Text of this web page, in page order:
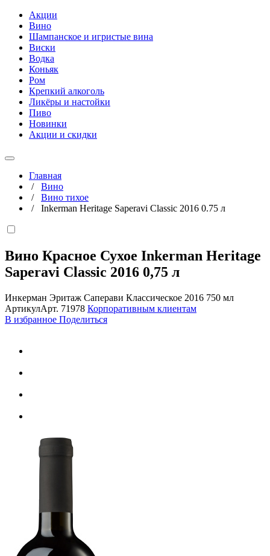
Акции
Вино
Шампанское и игристые вина
Виски
Водка
Коньяк
Ром
Крепкий алкоголь
Ликёры и настойки
Пиво
Новинки
Акции и скидки
Главная
/ Вино
/ Вино тихое
/ Inkerman Heritage Saperavi Classic 2016 0.75 л
Вино Красное Сухое Inkerman Heritage
Saperavi Classic 2016 0,75 л
Инкерман Эритаж Саперави Классическое 2016 750 мл
АртикулАрт. 71978 Корпоративным клиентам
В избранное Поделиться